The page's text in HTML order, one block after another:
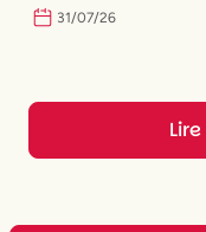
31/07/26